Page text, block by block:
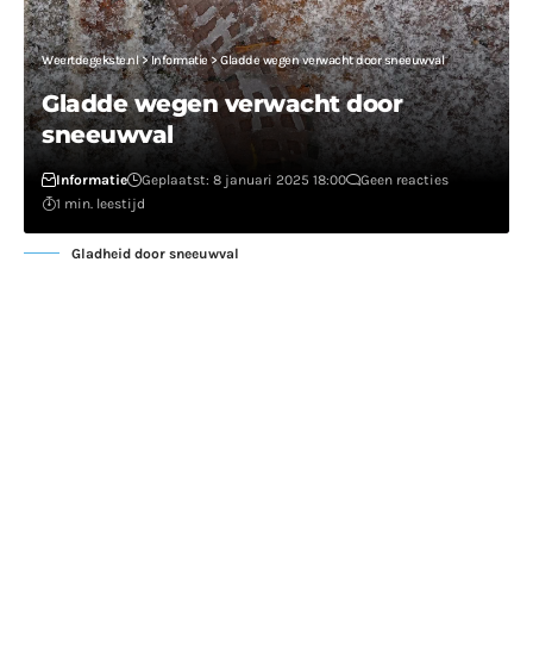
Weertdegekste.nl>Informatie>Gladde wegen verwacht door sneeuwval
Gladde wegen verwacht door
sneeuwval
Informatie Geplaatst: 8 januari 2025 18:00
Geen reacties
1 min. leestijd
Gladheid door sneeuwval